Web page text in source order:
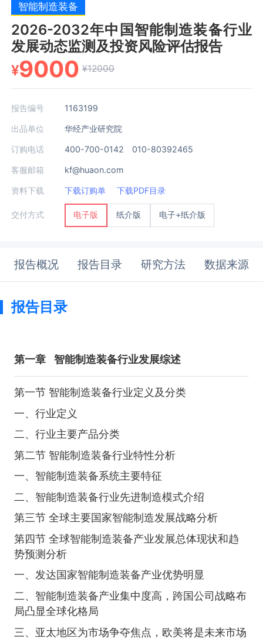
智能制造装备
2026-2032年中国智能制造装备行业
发展动态监测及投资风险评估报告
¥9000 ¥12000
报告编号 1163199
出品单位 华经产业研究院
订购电话 400-700-0142 010-80392465
客服邮箱 kf@huaon.com
资料下载 下载订购单 下载PDF目录
交付方式 电子版 纸介版 电子+纸介版
报告概况 报告目录 研究方法 数据来源
报告目录
第一章 智能制造装备行业发展综述
第一节 智能制造装备行业定义及分类
一、行业定义
二、行业主要产品分类
第二节 智能制造装备行业特性分析
一、智能制造装备系统主要特征
二、智能制造装备行业先进制造模式介绍
第三节 全球主要国家智能制造发展战略分析
第四节 全球智能制造装备产业发展总体现状和趋
势预测分析
一、发达国家智能制造装备产业优势明显
二、智能制造装备产业集中度高，跨国公司战略布
局凸显全球化格局
三、亚太地区为市场争夺焦点，欧美将是未来市场